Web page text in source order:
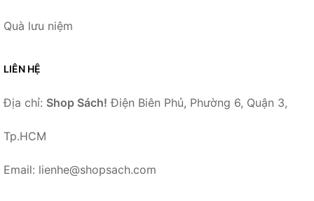
Quà lưu niệm
LIÊN HỆ
Địa chỉ: Shop Sách! Điện Biên Phủ, Phường 6, Quận 3,
Tp.HCM
Email: lienhe@shopsach.com